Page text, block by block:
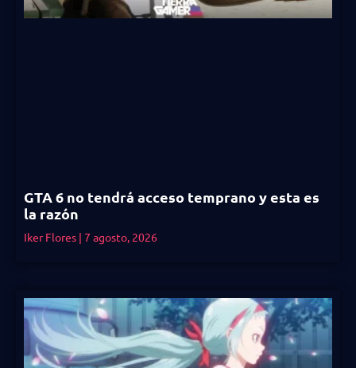
GTA 6 no tendrá acceso temprano y esta es
la razón
Iker Flores 7 agosto, 2026